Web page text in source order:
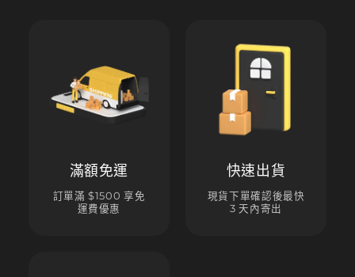
滿額免運
訂單滿 $1500 享免
運費優惠
快速出貨
現貨下單確認後最快
3 天內寄出